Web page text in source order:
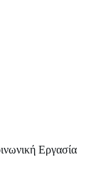
Εργασία